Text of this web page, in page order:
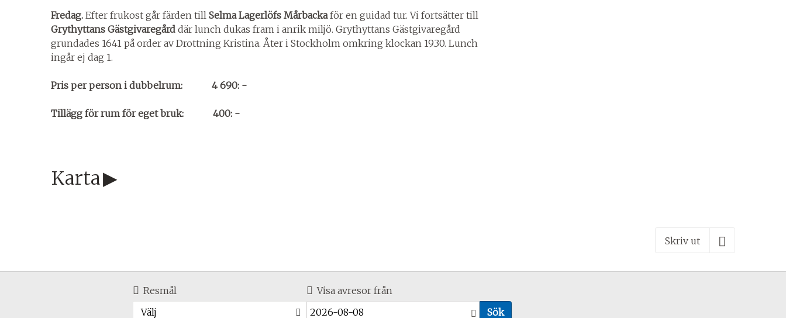
Fredag. Efter frukost går färden till Selma Lagerlöfs Mårbackaför en guidad tur. Vi fortsätter till
Grythyttans Gästgivaregård där lunch dukas fram i anrik miljö. Grythyttans Gästgivaregård
grundades 1641 på order av Drottning Kristina. Åter i Stockholm omkring klockan 19.30. Lunch
ingår ej dag 1.
Pris per person i dubbelrum: 4 690: -
Tillägg för rum för eget bruk: 400: -
Karta
Skriv ut
Resmål
Välj
Visa avresor från
Sök